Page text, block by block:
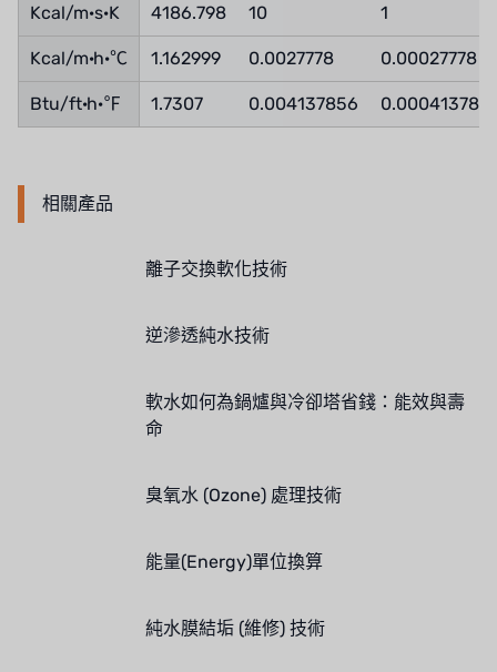
美國 PULSAFEEDER
丹麥 DANFOSS
英國 PUROLITE
義大利 BRAHMA
AZBIL (YAMATAKE)
Kcal/m·s·K 4186.798 10 1
Kcal/m·h·℃ 1.162999 0.0027778 0.00027778
Btu/ft·h·℉ 1.7307 0.004137856
相關產品
離子交換軟化技術
逆滲透純水技術
軟水如何為鍋爐與冷卻塔省錢：能效與壽
命
臭氧水 (Ozone) 處理技術
能量(Energy)單位換算
純水膜結垢 (維修) 技術